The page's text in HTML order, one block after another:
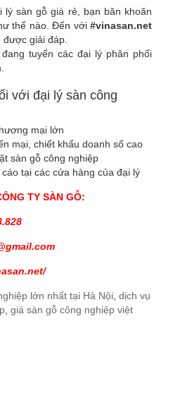
lý sàn gỗ giá rẻ, bạn băn khoăn
thế nào. Đến với #vinasan.net
được giải đáp.
tuyển các đại lý phân phối
với đại lý sàn công
mại lớn
mại, chiết khấu doanh số cao
sàn gỗ công nghiệp
tại các cửa hàng của đại lý
TY SÀN GỖ:
lớn nhất tại Hà Nội, dịch vụ
, giá sàn gỗ công nghiệp việt